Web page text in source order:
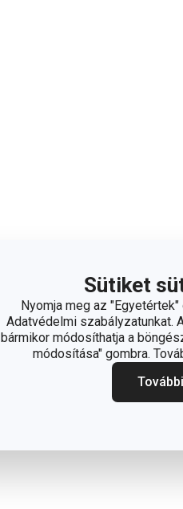
Sütiket
Nyomja meg az
Adatvédelmi szabályzatunkat.
bármikor módosíthatja a
módosítása" gombra.